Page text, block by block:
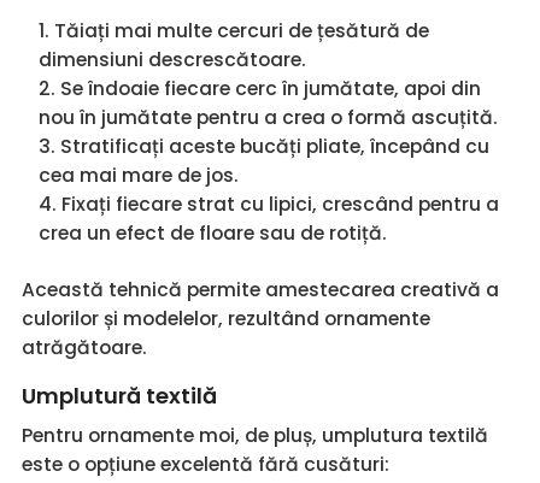
Tăiați mai multe cercuri de țesătură de
dimensiuni descrescătoare.
Se îndoaie fiecare cerc în jumătate, apoi din
nou în jumătate pentru a crea o formă ascuțită.
Stratificați aceste bucăți pliate, începând cu
cea mai mare de jos.
Fixați fiecare strat cu lipici, crescând pentru a
crea un efect de floare sau de rotiță.
Această tehnică permite amestecarea creativă a
culorilor și modelelor, rezultând ornamente
atrăgătoare.
Umplutură textilă
Pentru ornamente moi, de pluș, umplutura textilă
este o opțiune excelentă fără cusături: